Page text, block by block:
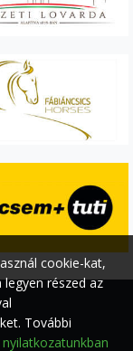
cookie-kat,
részed az
További